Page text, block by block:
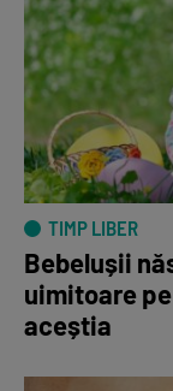
TIMP LIBER
Bebelușii
uimitoare
aceștia